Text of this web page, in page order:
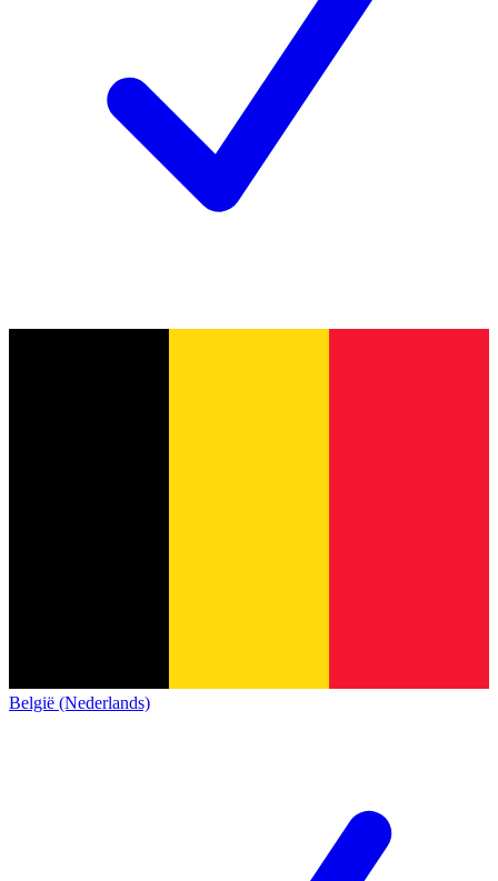
België (Nederlands)